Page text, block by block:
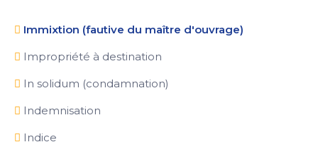
Immixtion (fautive du maître d'ouvrage)
Impropriété à destination
In solidum (condamnation)
Indemnisation
Indice